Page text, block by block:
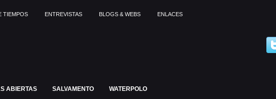
TIEMPOS ENTREVISTAS BLOGS & WEBS ENLACES
ABIERTAS SALVAMENTO WATERPOLO